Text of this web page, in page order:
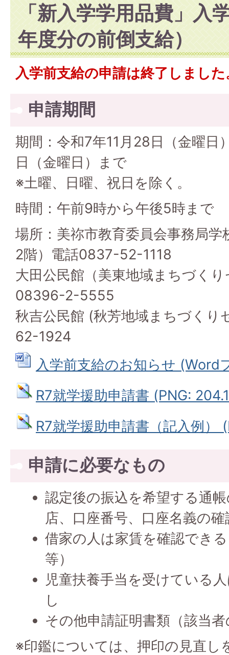
「新入学学用品費」入
年度分の前倒支給）
入学前支給の申請は終了しました
申請期間
期間：令和7年11月28日（金曜日
日（金曜日）まで
※土曜、日曜、祝日を除く。
時間：午前9時から午後5時まで
場所：美祢市教育委員会事務局学
2階）電話0837-52-1118
大田公民館（美東地域まちづく
08396-2-5555
秋吉公民館 (秋芳地域まちづく
62-1924
入学前支給のお知らせ (Word
R7就学援助申請書 (PNG:
R7就学援助申請書（記入例）
申請に必要なもの
認定後の振込を希望する通
店、口座番号、口座名義の
借家の人は家賃を確認でき
等）
児童扶養手当を受けている
し
その他申請証明書類（該当
※印鑑については、押印の見直し